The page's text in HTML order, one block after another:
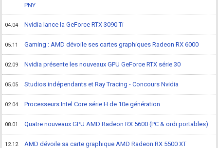
PNY
04.04 Nvidia lance la GeForce RTX 3090 Ti
05.11 Gaming : AMD dévoile ses cartes graphiques Radeon RX 6000
02.09 Nvidia présente les nouveaux GPU GeForce RTX série 30
05.05 Studios indépendants et Ray Tracing - Concours Nvidia
02.04 Processeurs Intel Core série H de 10e génération
08.01 Quatre nouveaux GPU AMD Radeon RX 5600 (PC & ordi portables)
12.12 AMD dévoile sa carte graphique AMD Radeon RX 5500 XT